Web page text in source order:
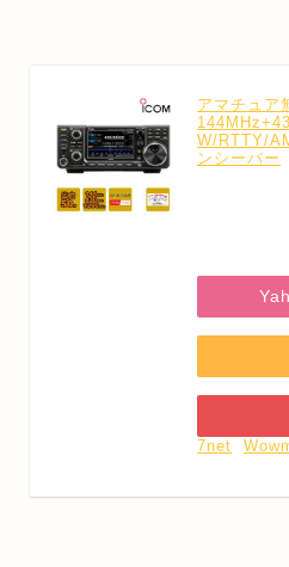
アマチュア
W/RTTY/
ンシーバー
7net